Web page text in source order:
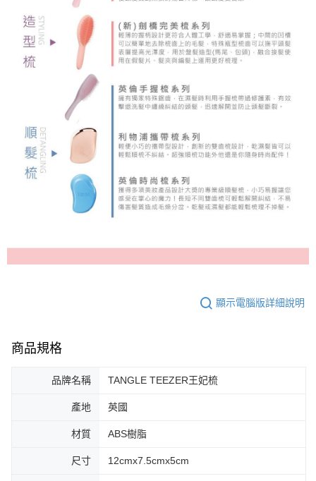
顯示電腦版詳細說明
商品規格
品牌名稱 TANGLE TEEZER王妃梳
產地 英國
材質 ABS樹脂
尺寸 12cmx7.5cmx5cm